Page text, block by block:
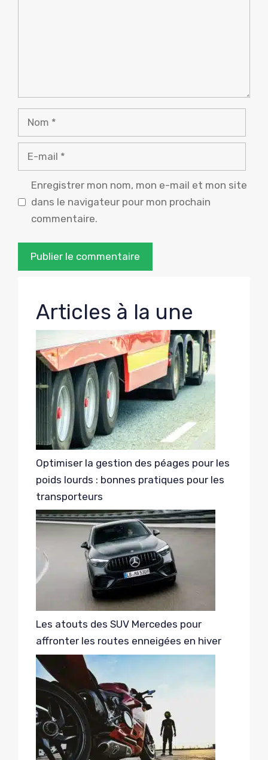
Nom
mail
Enregistrer mon nom, mon e-mail et mon site
dans le navigateur pour mon prochain
commentaire.
Articles à la une
Optimiser la gestion des péages pour les
poids lourds : bonnes pratiques pour les
transporteurs
Les atouts des SUV Mercedes pour
affronter les routes enneigées en hiver